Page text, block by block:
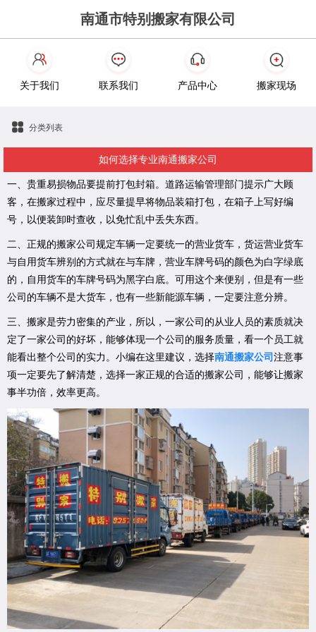
南通市特别搬家有限公司
关于我们 联系我们 产品中心 搬家现场
分类列表
如何选择专业南通搬家公司
一、贵重易损物品要提前打包封箱。道路运输管理部门提示广大顾
客，在搬家过程中，应尽量提早将物品装箱打包，在箱子上写好编
号，以便装卸时查收，以免忙乱中丢失东西。
二、正规的搬家公司规定车辆一定要统一的营业货车，货运营业货车
与自用货车辨别的方式就在与车牌，营业车牌号码的颜色为白字绿底
的，自用货车的车牌号码为黑字白底。可用这个来便别，但是有一些
公司的车辆不是大货车，也有一些新能源车辆，一定要注意分辨。
三、搬家是劳力密集的产业，所以，一家公司的从业人员的素质就决
定了一家公司的好坏，能够体现一个公司的服务质量，看一个员工就
能看出整个公司的实力。小编在这里建议，选择南通搬家公司 注意事
项一定要先了解清楚，选择一家正规的合适的搬家公司，能够让搬家
事半功倍，效率更高。